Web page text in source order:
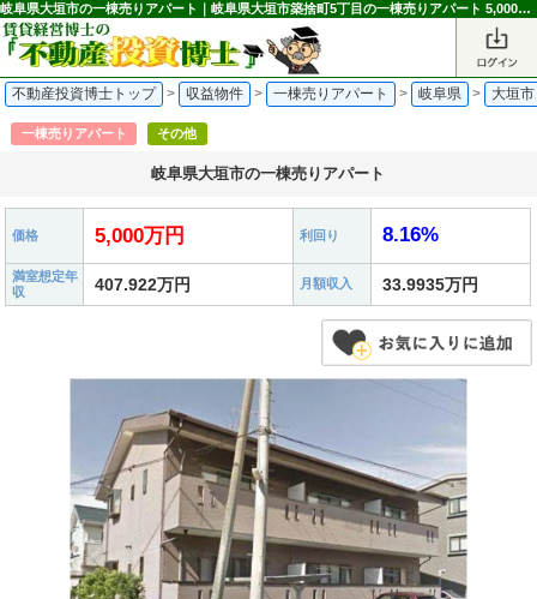
岐阜県大垣市の一棟売りアパート｜岐阜県大垣市築捨町5丁目の一棟売りアパート 5,000万円 美濃青柳駅｜不動産投資博士
不動産投資博士トップ > 収益物件 > 一棟売りアパート > 岐阜県 > 大垣市
一棟売りアパート その他
岐阜県大垣市の一棟売りアパート
価格 5,000万円 利回り 8.16%
満室想定年
収
407.922万円 月額収入 33.9935万円